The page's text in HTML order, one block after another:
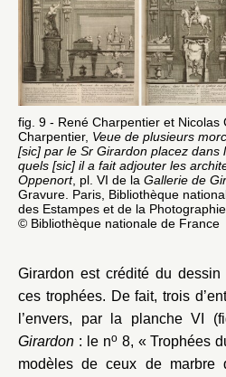
fig. 9 - René Charpentier et Nicolas
Charpentier, Veue de plusieurs
[sic] par le Sr Girardon placez dans
quels [sic] il a fait adjouter les
Oppenort, pl. VI de la Gallerie de
Gravure. Paris, Bibliothèque
des Estampes et de la
© Bibliothèque nationale de France
Girardon est crédité du
ces trophées. De fait, trois
l’envers, par la planche VI
Girardon : le no8, « Trophées
modèles de ceux de marbre